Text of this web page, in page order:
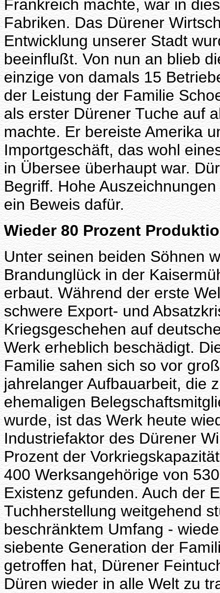
Frankreich machte, war in
Fabriken. Das Dürener
Entwicklung unserer Stadt
beeinflußt. Von nun an blieb
einzige von damals 15
der Leistung der Familie
als erster Dürener Tuche auf
machte. Er bereiste Amerika
Importgeschäft, das wohl
in Übersee überhaupt war.
Begriff. Hohe
ein Beweis dafür.
Wieder 80 Prozent
Unter seinen beiden Söhnen
Brandunglück in der
erbaut. Während der erste
schwere Export- und
Kriegsgeschehen auf
Werk erheblich beschädigt.
Familie sahen sich so vor
jahrelanger Aufbauarbeit, die
ehemaligen
wurde, ist das Werk heute
Industriefaktor des Dürener
Prozent der
400 Werksangehörige von
Existenz gefunden. Auch der
Tuchherstellung weitgehend
beschränktem Umfang -
siebente Generation der
getroffen hat, Dürener
Düren wieder in alle Welt zu